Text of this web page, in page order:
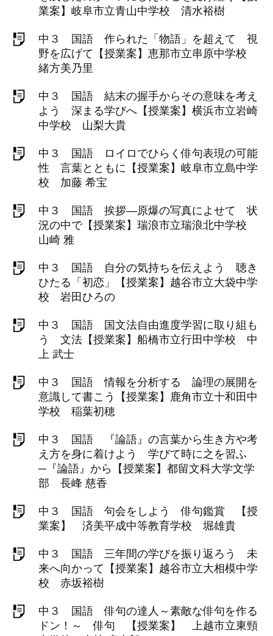
業案】岐阜市立青山中学校 清水裕樹
中３ 国語 作られた「物語」を超えて 視
野を広げて【授業案】恵那市立串原中学校
緒方美乃里
中３ 国語 結末の握手からその意味を考え
よう 深まる学びへ【授業案】横浜市立岩崎
中学校 山梨大貴
中３ 国語 ロイロでひらく俳句表現の可能
性 言葉とともに【授業案】岐阜市立島中学
校 加藤 希宝
中３ 国語 挨拶―原爆の写真によせて 状
況の中で【授業案】瑞浪市立瑞浪北中学校
山崎 雅
中３ 国語 自分の気持ちを伝えよう 聴き
ひたる「初恋」【授業案】越谷市立大袋中学
校 岩田ひろの
中３ 国語 国文法自由進度学習に取り組も
う 文法【授業案】船橋市立行田中学校 中
上 武士
中３ 国語 情報を分析する 論理の展開を
意識して書こう【授業案】鹿角市立十和田中
学校 稲葉初穂
中３ 国語 『論語』の言葉から生き方や考
え方を身に着けよう 学びて時に之を習ふ
─『論語』から【授業案】都留文科大学文学
部 長峰 慈香
中３ 国語 句会をしよう 俳句鑑賞 【授
業案】 済美平成中等教育学校 堀雄貴
中３ 国語 三年間の学びを振り返ろう 未
来へ向かって【授業案】越谷市立大相模中学
校 赤坂裕樹
中３ 国語 俳句の達人～素敵な俳句を作る
ドン！～ 俳句 【授業案】 上越市立東頸